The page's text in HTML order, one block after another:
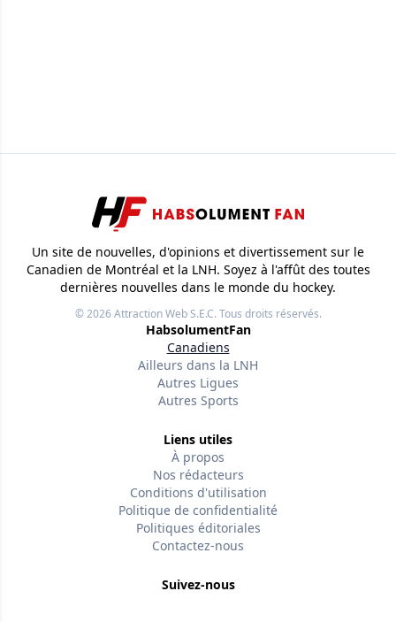
Un site de nouvelles, d'opinions et divertissement sur le
Canadien de Montréal et la LNH. Soyez à l'affût des toutes
dernières nouvelles dans le monde du hockey.
© 2026Attraction Web S.E.C.Tous droits réservés.
HabsolumentFan
Canadiens
Ailleurs dans la LNH
Autres Ligues
Autres Sports
Liens utiles
À propos
Nos rédacteurs
Conditions d'utilisation
Politique de confidentialité
Politiques éditoriales
Contactez-nous
Suivez-nous